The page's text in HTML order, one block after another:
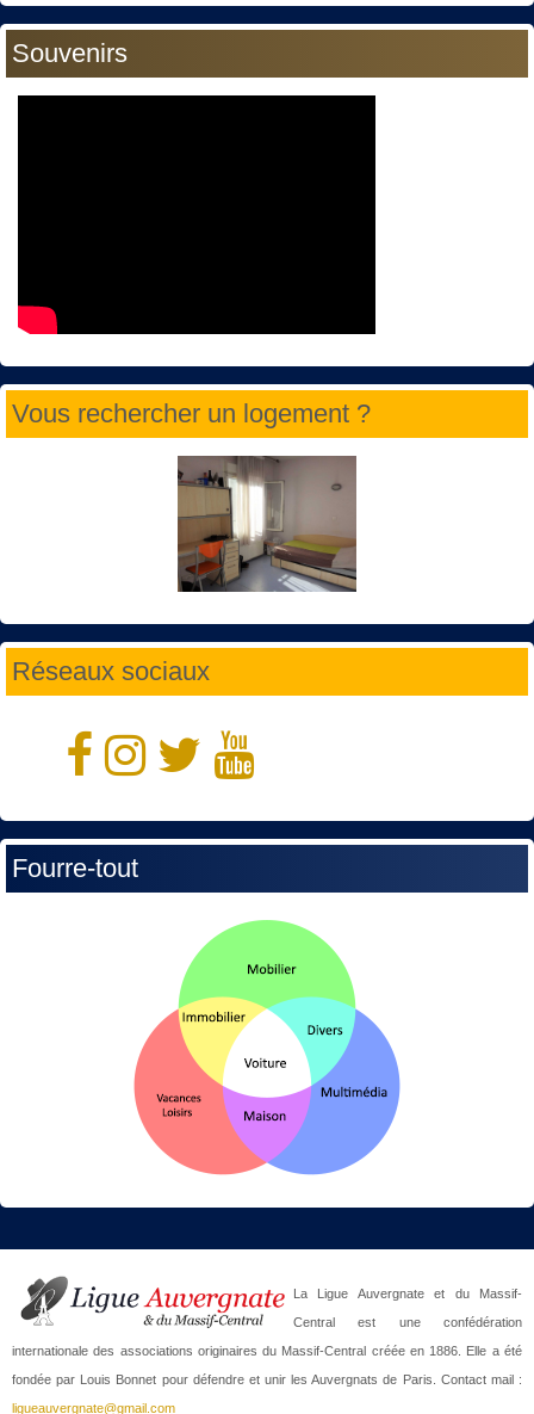
Souvenirs
Vous rechercher un logement ?
Réseaux sociaux
Fourre-tout
La Ligue Auvergnate et du Massif-
Central est une confédération
internationale des associations originaires du Massif-Central créée en 1886. Elle a été
fondée par Louis Bonnet pour défendre et unir les Auvergnats de Paris. Contact mail :
ligueauvergnate@gmail.com